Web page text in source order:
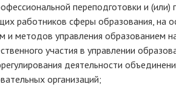
переподготовки и
работников сферы образования, на
методов управления образованием
участия в управлении
деятельности
организаций;